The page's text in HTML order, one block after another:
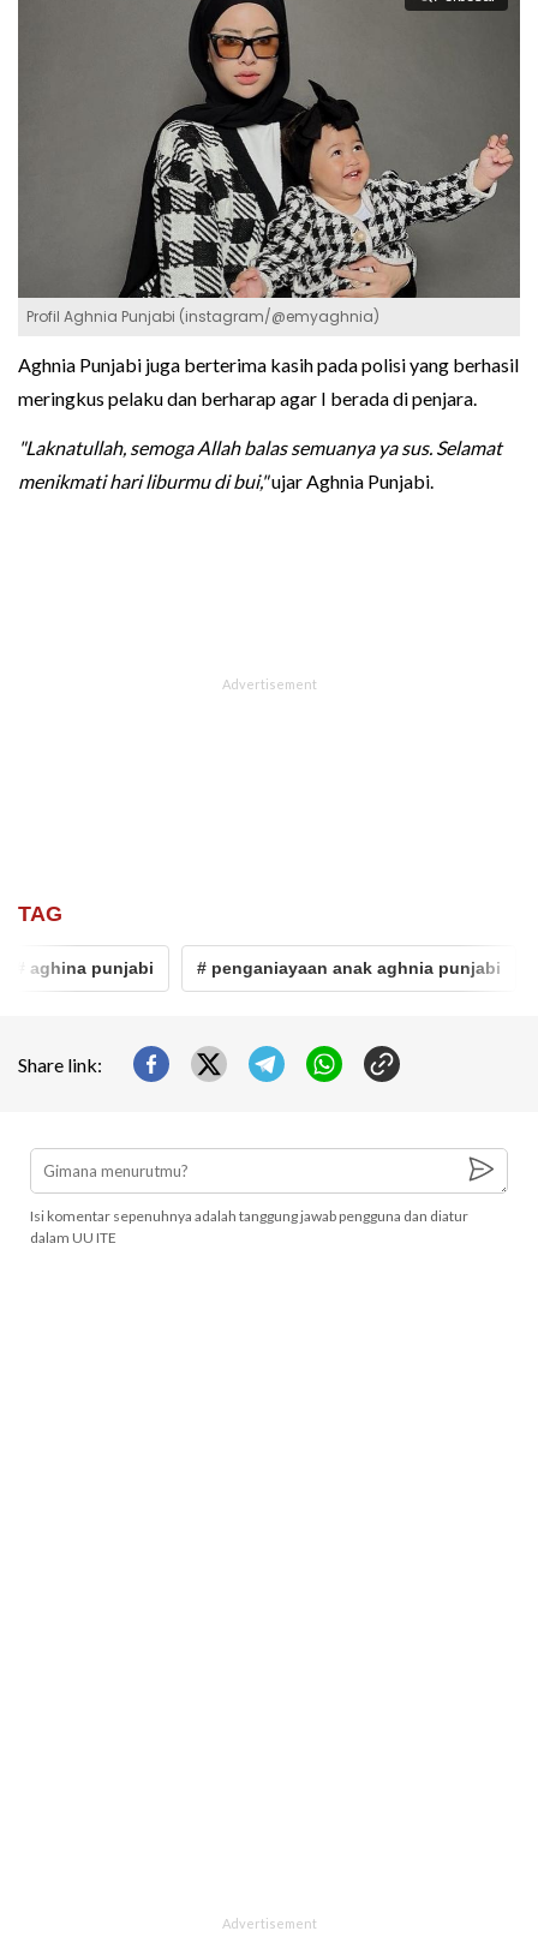
Profil Aghnia Punjabi (instagram/@emyaghnia)
Aghnia Punjabi juga berterima kasih pada polisi yang berhasil
meringkus pelaku dan berharap agar I berada di penjara.
"Laknatullah, semoga Allah balas semuanya ya sus. Selamat
menikmati hari liburmu di bui,"ujar Aghnia Punjabi.
TAG
aghina punjabi # penganiayaan anak aghnia punjabi
Share link:
Isi komentar sepenuhnya adalah tanggung jawab pengguna dan diatur
dalam UU ITE